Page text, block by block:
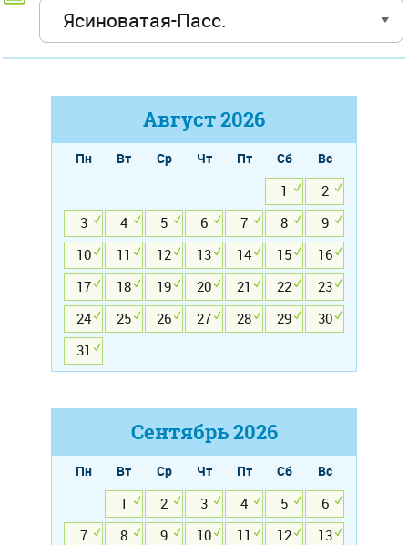
Август2026
Пн Вт Ср Чт Пт Сб
Вс
1
2
3
4 5 6 7 8
9
10
11 12 13 14 15
16
17
18 19 20 21 22
23
24
25 26 27 28 29
30
31
Сентябрь2026
Пн Вт Ср Чт Пт Сб
Вс
1
2 3 4 5
6
7
8 9 10 11 12
13